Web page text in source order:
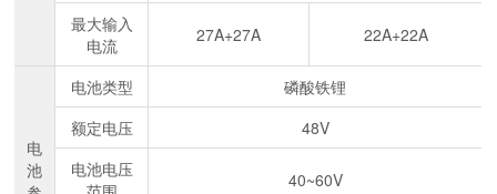
最大输入
电流
27A+27A 22A+22A
电
池
电池类型
磷酸铁锂
额定电压
48V
电池电压
40~60V